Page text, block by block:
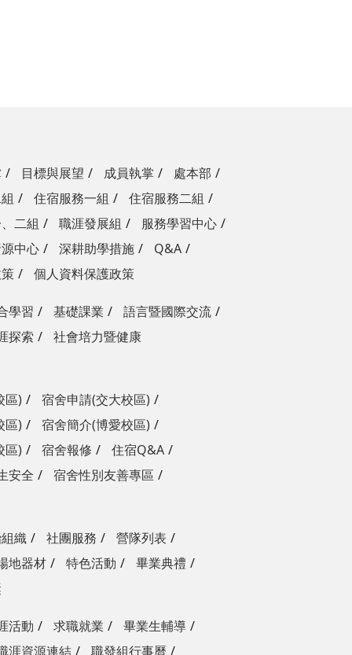
目標與展望 成員執掌
處本部
住宿服務一組
住宿服務二組
二組
職涯發展組
服務學習中心
中心
深耕助學措施
Q&A
個人資料保護政策
學習 基礎課業
語言暨國際交流
探索 社會培力暨健康
區)
宿舍申請(交大校區)
區)
宿舍簡介(博愛校區)
區)
宿舍報修
住宿Q&A
安全
宿舍性別友善專區
織 社團服務
營隊列表
地器材 特色活動
畢業典禮
活動 求職就業
畢業生輔導
涯資源連結
職發組行事曆